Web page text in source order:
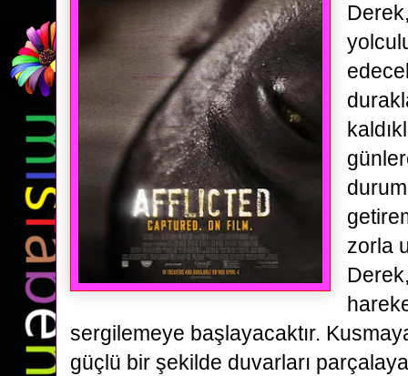
zorla
sergilemeye başlayacaktır.
güçlü bir şekilde duvarları